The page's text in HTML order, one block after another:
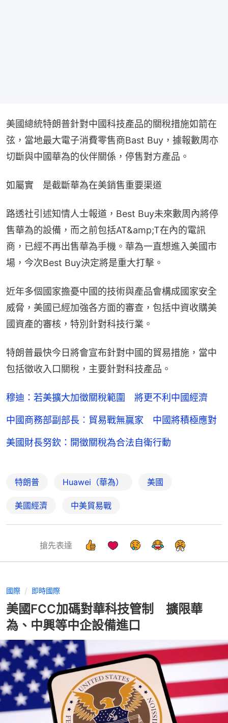
美國總統特朗普針對中國科技產品的關稅措施如箭在
弦，當地最大電子消費零售商Bast Buy，據報數周亦
切斷與中國華為的伙伴關係，停售對方產品。
如屬實　是截斷華為在美銷售重要渠道
路透社引述知情人士報道，Best Buy未來數周內將停
售華為的設備，而之前包括AT&amp;T在內的電訊
商，已經不再出售華為手機。華為一直想進入美國市
場，今次Best Buy決定將是重大打擊。
近年多個國家擔憂中國的技術與產品會構成國家安全
威脅，美國已經加強各方面的審查，包括中資收購美
國資產的審核，特別針對科技行業。
特朗普最快今日將會宣布針對中國的貿易措施，當中
包括徵收入口關稅，主要針對科技產品。
穆迪：若美擴大加徵關稅範圍 將更不利中國經濟
中國商務部副部長︰貿易戰無贏家 中國將積極應對
美國財長努欽：開徵關稅為合法自衛行動
特朗普 Huawei（華為） 美國
美國經濟 中美貿易戰
搶先表達
國際 即時國際
美國FCC加碼對華科技管制 擴限華
為、中興等中企設備進口